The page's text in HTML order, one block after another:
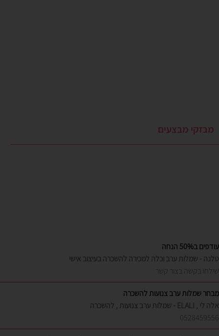
מבזקי מבצעים
טלנה - שמלות ערב וכלה למכירה להשכרה בעיצוב אישי
שילחו בקשה בצור קשר
מבחר שמלות ערב צנועות להשכרה
אלה לי , ELALI - שמלות ערב צנועות , להשכרה
0528459556
נטעלה - שמלות בת מצווה , שמלות שושבינה , שמלות ארועים לנערות